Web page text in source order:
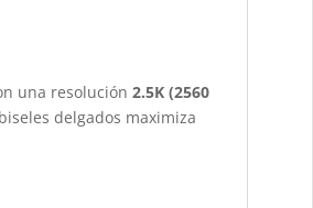
una resolución2.5K (2560
delgados maximiza